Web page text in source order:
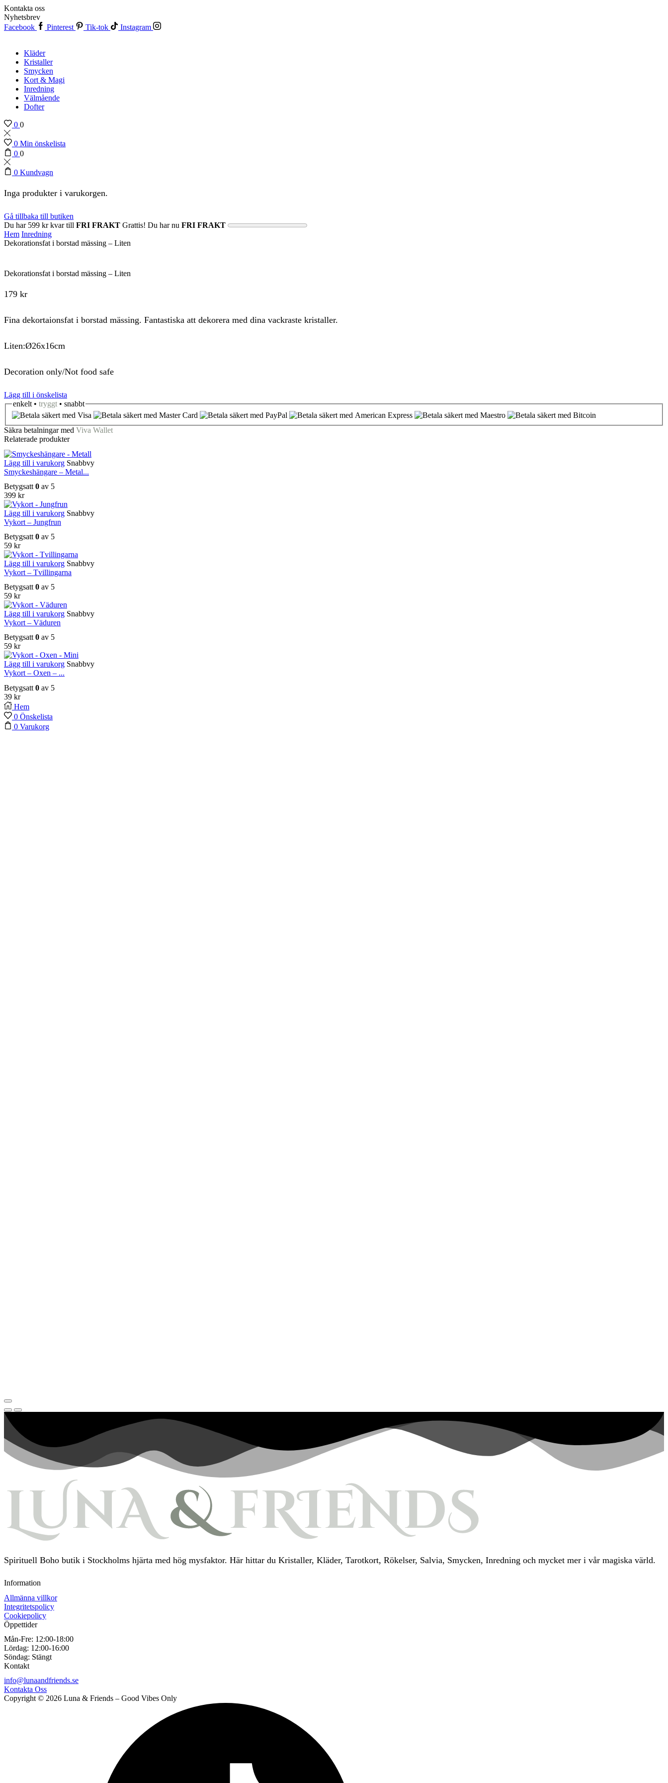
Kontakta oss
Nyhetsbrev
Facebook
Pinterest Tik-tok Instagram
Kläder
Kristaller
Smycken
Kort & Magi
Inredning
Välmående
Dofter
0 0
0 Min önskelista
0 0
0 Kundvagn
Inga produkter i varukorgen.
Gå tillbaka till butiken
Du har 599 krkvar till FRI FRAKT Grattis! Du har nu FRI FRAKT
Hem Inredning
Dekorationsfat i borstad mässing – Liten
Dekorationsfat i borstad mässing – Liten
179 kr
Fina dekortaionsfat i borstad mässing. Fantastiska att dekorera med dina vackraste kristaller.
Liten:Ø26x16cm
Decoration only/Not food safe
Lägg till i önskelista
enkelt • tryggt • snabbt
Säkra betalningar med Viva Wallet
Relaterade produkter
Lägg till i varukorg Snabbvy
Smyckeshängare – Metal...
Betygsatt 0 av 5
399 kr
Lägg till i varukorg Snabbvy
Vykort – Jungfrun
Betygsatt 0 av 5
59 kr
Lägg till i varukorg Snabbvy
Vykort – Tvillingarna
Betygsatt 0 av 5
59 kr
Lägg till i varukorg Snabbvy
Vykort – Väduren
Betygsatt 0 av 5
59 kr
Lägg till i varukorg Snabbvy
Vykort – Oxen – ...
Betygsatt 0 av 5
39 kr
Hem
0 Önskelista
0 Varukorg
Spirituell Boho butik i Stockholms hjärta med hög mysfaktor. Här hittar du Kristaller, Kläder, Tarotkort, Rökelser, Salvia, Smycken, Inredning och mycket mer i vår magiska värld.
Information
Allmänna villkor
Integritetspolicy
Cookiepolicy
Öppettider
Mån-Fre: 12:00-18:00
Lördag: 12:00-16:00
Söndag: Stängt
Kontakt
info@lunaandfriends.se
Kontakta Oss
Copyright © 2026 Luna & Friends – Good Vibes Only